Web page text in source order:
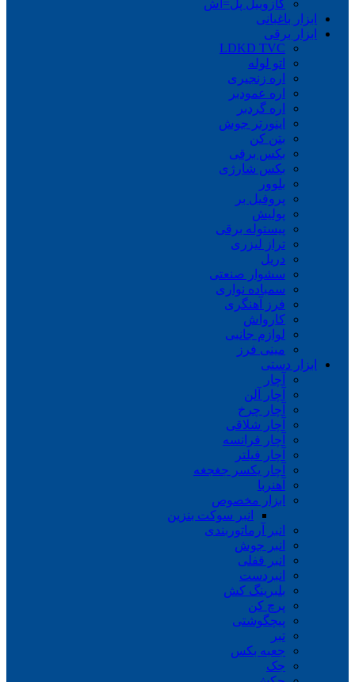
گازوییل پل=اش
ابزار باغبانی
ابزار برقی
LDKD TVC
اتو لوله
اره زنجیری
اره عمودبر
اره گردبر
اینورتر جوش
بتن کن
بکس برقی
بکس شارژی
بلوور
پروفیل بر
پولیش
پیستوله برقی
تراز لیزری
دریل
سشوار صنعتی
سمباده نواری
فرز آهنگری
کارواش
لوازم جانبی
مینی فرز
ابزار دستی
آچار
آچار آلن
آچار چرخ
آچار شلاقی
آچار فرانسه
آچار فیلتر
آچار یکسر جغجغه
آهنربا
ابزار مخصوص
انبر سوکت بنزین
انبر آرماتوربندی
انبر جوش
انبر قفلی
انبردست
بلبرینگ کش
پرچ کن
پیچگوشتی
تبر
جعبه بکس
جک